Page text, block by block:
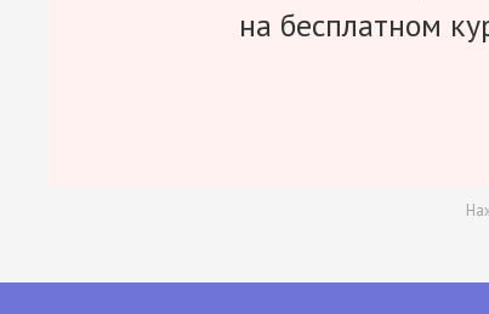
на бесплатном